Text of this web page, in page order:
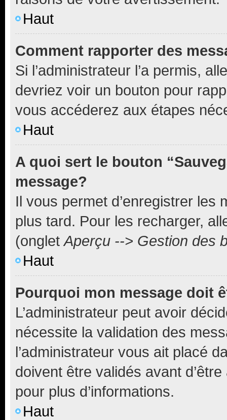
Haut
Comment rapporter des
Si l’administrateur l’a permis,
devriez voir un bouton pour
vous accéderez aux étapes
Haut
A quoi sert le bouton
message?
Il vous permet d’enregistrer
plus tard. Pour les recharger,
(ongletAperçu --> Gestion des
Haut
Pourquoi mon message doit
L’administrateur peut avoir
nécessite la validation des
l’administrateur vous ait placé
doivent être validés avant
pour plus d’informations.
Haut